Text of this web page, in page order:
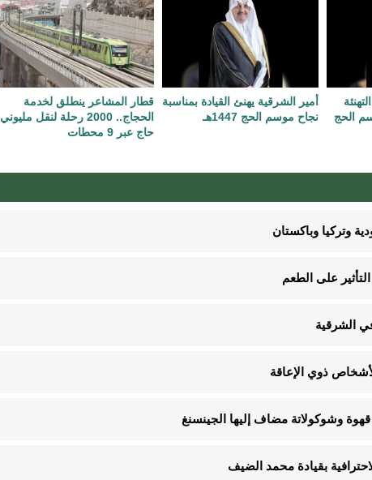
الحج
أمير الشرقية يهنئ القيادة بمناسبة
نجاح موسم الحج 1447هـ
قطار المشاعر ينطلق لخدمة
الحجاج.. 2000 رحلة لنقل مليوني
حاج عبر 9 محطات
وتركيا وباكستان
على الطعم
الشرقية
وشوكولاتة مضاف إليها الجينسنغ
بقيادة محمد الضيف